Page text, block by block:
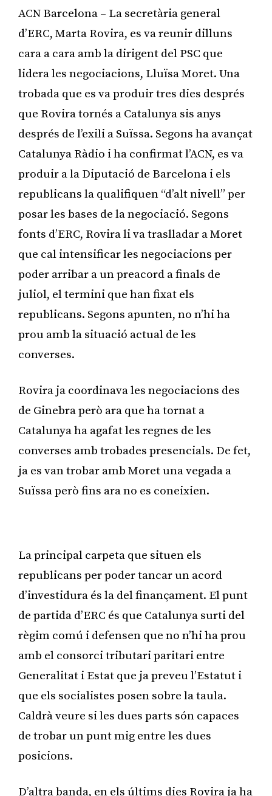
ACN Barcelona – La secretària general
d’ERC, Marta Rovira, es va reunir dilluns
cara a cara amb la dirigent del PSC que
lidera les negociacions, Lluïsa Moret. Una
trobada que es va produir tres dies després
que Rovira tornés a Catalunya sis anys
després de l’exili a Suïssa. Segons ha avançat
Catalunya Ràdio i ha confirmat l’ACN, es va
produir a la Diputació de Barcelona i els
republicans la qualifiquen “d’alt nivell” per
posar les bases de la negociació. Segons
fonts d’ERC, Rovira li va traslladar a Moret
que cal intensificar les negociacions per
poder arribar a un preacord a finals de
juliol, el termini que han fixat els
republicans. Segons apunten, no n’hi ha
prou amb la situació actual de les
converses.
Rovira ja coordinava les negociacions des
de Ginebra però ara que ha tornat a
Catalunya ha agafat les regnes de les
converses amb trobades presencials. De fet,
ja es van trobar amb Moret una vegada a
Suïssa però fins ara no es coneixien.
La principal carpeta que situen els
republicans per poder tancar un acord
d’investidura és la del finançament. El punt
de partida d’ERC és que Catalunya surti del
règim comú i defensen que no n’hi ha prou
amb el consorci tributari paritari entre
Generalitat i Estat que ja preveu l’Estatut i
que els socialistes posen sobre la taula.
Caldrà veure si les dues parts són capaces
de trobar un punt mig entre les dues
posicions.
D’altra banda, en els últims dies Rovira ja ha